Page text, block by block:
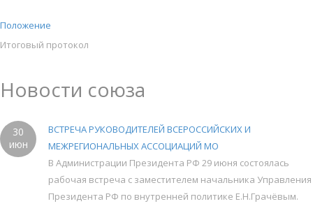
Положение
Итоговый протокол
Новости союза
30
июн
ВСТРЕЧА РУКОВОДИТЕЛЕЙ ВСЕРОССИЙСКИХ И
МЕЖРЕГИОНАЛЬНЫХ АССОЦИАЦИЙ МО
В Администрации Президента РФ 29 июня состоялась
рабочая встреча с заместителем начальника Управления
Президента РФ по внутренней политике Е.Н.Грачёвым.